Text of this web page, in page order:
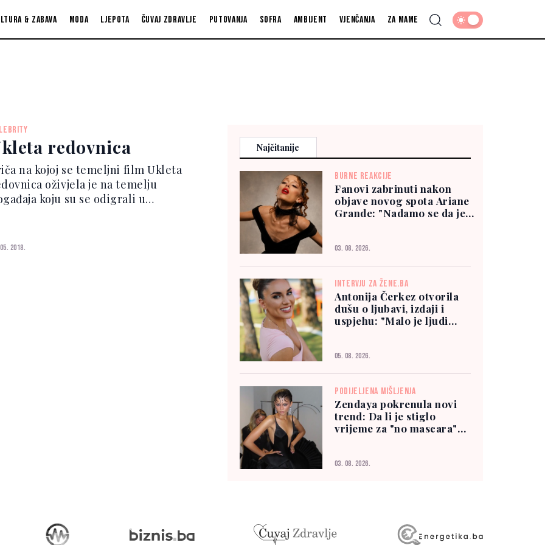
& zabava Moda Ljepota Čuvaj zdravlje Putovanja Sofra Ambijent Vjenčanja Za mame
redovnica
na kojoj se temeljni film Ukleta
oživjela je na temelju
koju su se odigrali u
bolesna redovnica, Irina
2018.
Najčitanije
BURNE REAKCIJE
Fanovi zabrinuti nakon
objave novog spota Ariane
Grande: "Nadamo se da je
03. 08. 2026.
INTERVJU ZA ŽENE.BA
Antonija Čerkez otvorila
dušu o ljubavi, izdaji i
uspjehu: "Malo je ljudi
05. 08. 2026.
PODIJELJENA MIŠLJENJA
Zendaya pokrenula novi
trend: Da li je stiglo
vrijeme za "no mascara"
03. 08. 2026.